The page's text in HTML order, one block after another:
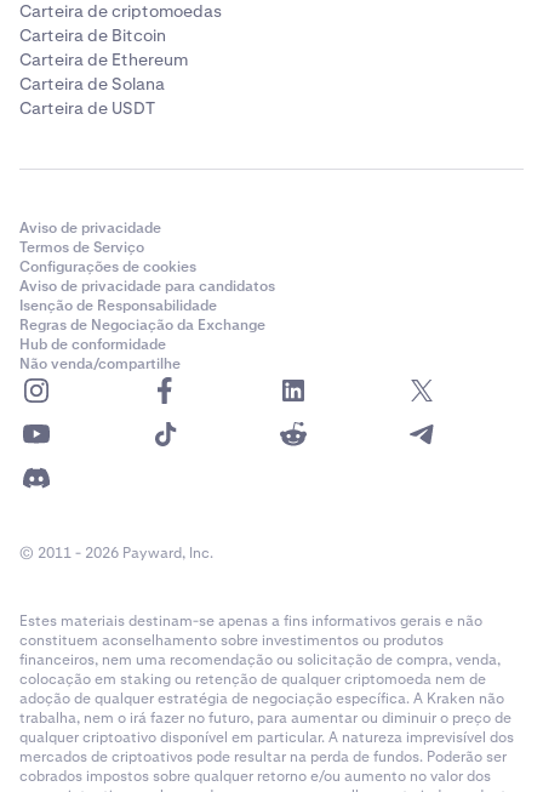
Carteira de criptomoedas
Carteira de Bitcoin
Carteira de Ethereum
Carteira de Solana
Carteira de USDT
Aviso de privacidade
Termos de Serviço
Configurações de cookies
Aviso de privacidade para candidatos
Isenção de Responsabilidade
Regras de Negociação da Exchange
Hub de conformidade
Não venda/compartilhe
© 2011 - 2026 Payward, Inc.
Estes materiais destinam-se apenas a fins informativos gerais e não
constituem aconselhamento sobre investimentos ou produtos
financeiros, nem uma recomendação ou solicitação de compra, venda,
colocação em staking ou retenção de qualquer criptomoeda nem de
adoção de qualquer estratégia de negociação específica. A Kraken não
trabalha, nem o irá fazer no futuro, para aumentar ou diminuir o preço de
qualquer criptoativo disponível em particular. A natureza imprevisível dos
mercados de criptoativos pode resultar na perda de fundos. Poderão ser
cobrados impostos sobre qualquer retorno e/ou aumento no valor dos